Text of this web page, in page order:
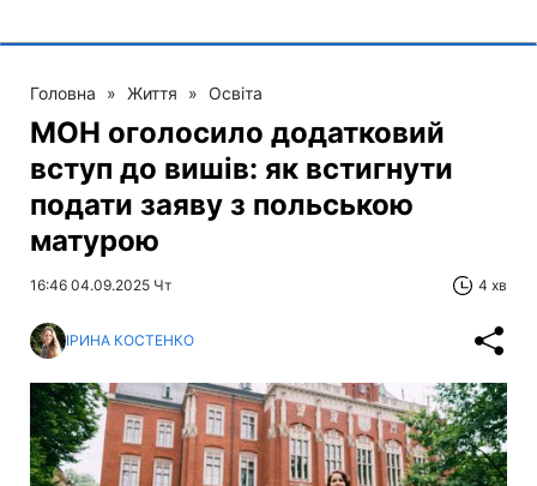
Головна » Життя » Освіта
МОН оголосило додатковий
вступ до вишів: як встигнути
подати заяву з польською
матурою
16:46 04.09.2025 Чт 4 хв
ІРИНА КОСТЕНКО